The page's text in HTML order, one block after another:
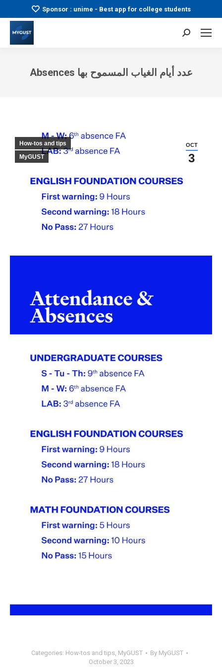
Sponsor : unime - Best app for college students
Search:
Absences عدد أيام الغياب المسموح بها
OCT
3
How-tos and tips
MyGUST
Categories: How-tos and tips, MyGUST By MyGUST
October 3, 2023